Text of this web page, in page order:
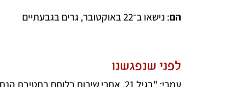
הם: נישאו ב־22 באוקטובר, גרים בגבעתיים
לפני שנפגשנו